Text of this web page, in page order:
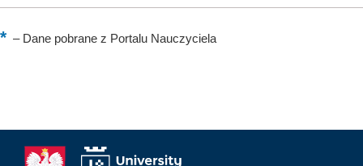
–Dane pobrane z Portalu Nauczyciela